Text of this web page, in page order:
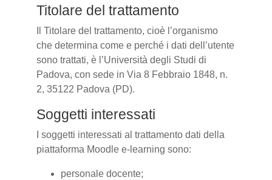
Titolare del trattamento
Il Titolare del trattamento, cioè l’organismo
che determina come e perché i dati dell’utente
sono trattati, è l’Università degli Studi di
Padova, con sede in Via 8 Febbraio 1848, n.
2, 35122 Padova (PD).
Soggetti interessati
I soggetti interessati al trattamento dati della
piattaforma Moodle e-learning sono:
personale docente;